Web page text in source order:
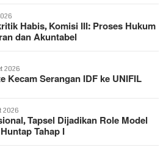
Habis, Komisi III: Proses Hukum
dan Akuntabel
2026
Kecam Serangan IDF ke UNIFIL
2026
Tapsel Dijadikan Role Model
Tahap I